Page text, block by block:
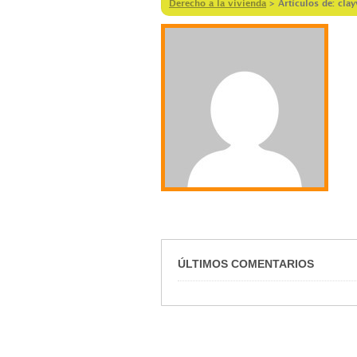
Derecho a la vivienda > Artículos de:
ÚLTIMOS COMENTARIOS